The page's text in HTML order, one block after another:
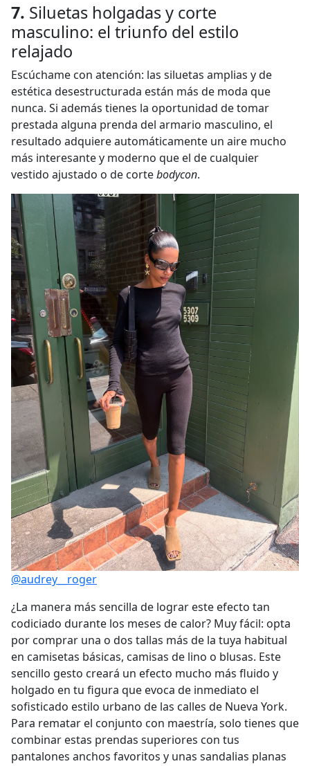
7. Siluetas holgadas y corte
masculino: el triunfo del estilo
relajado
Escúchame con atención: las siluetas amplias y de
estética desestructurada están más de moda que
nunca. Si además tienes la oportunidad de tomar
prestada alguna prenda del armario masculino, el
resultado adquiere automáticamente un aire mucho
más interesante y moderno que el de cualquier
vestido ajustado o de cortebodycon.
@audrey__roger
¿La manera más sencilla de lograr este efecto tan
codiciado durante los meses de calor? Muy fácil: opta
por comprar una o dos tallas más de la tuya habitual
en camisetas básicas, camisas de lino o blusas. Este
sencillo gesto creará un efecto mucho más fluido y
holgado en tu figura que evoca de inmediato el
sofisticado estilo urbano de las calles de Nueva York.
Para rematar el conjunto con maestría, solo tienes que
combinar estas prendas superiores con tus
pantalones anchos favoritos y unas sandalias planas